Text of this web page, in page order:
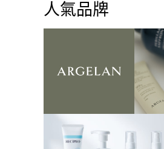
人氣品牌